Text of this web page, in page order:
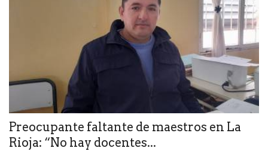
Preocupante faltante de maestros en La
Rioja: “No hay docentes...